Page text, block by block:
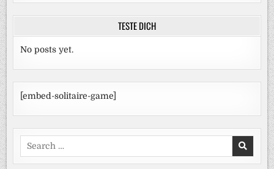
TESTE DICH
No posts yet.
[embed-solitaire-game]
Search
for: